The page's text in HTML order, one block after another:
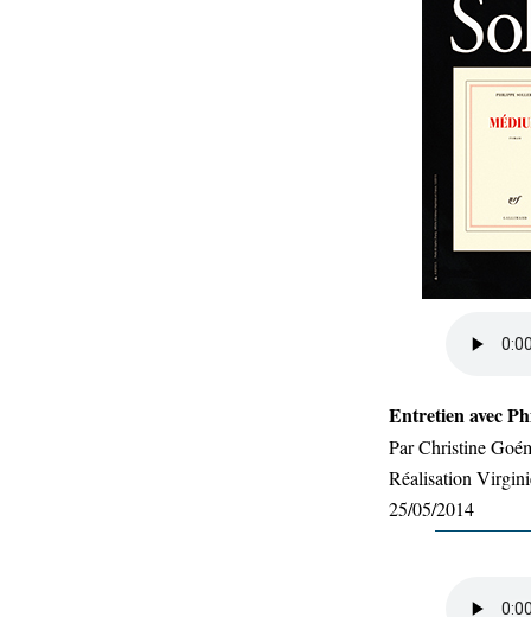
Entretien avec
Par Christine
Réalisation
25/05/2014